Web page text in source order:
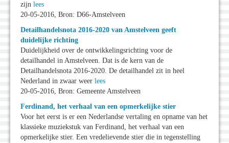
zijn lees
20-05-2016, Bron: D66-Amstelveen
Detailhandelsnota 2016-2020 van Amstelveen geeft
duidelijke richting
Duidelijkheid over de ontwikkelingsrichting voor de
detailhandel in Amstelveen. Dat is de kern van de
Detailhandelsnota 2016-2020. De detailhandel zit in heel
Nederland in zwaar weer lees
20-05-2016, Bron: Gemeente Amstelveen
Ferdinand, het verhaal van een opmerkelijke stier
Voor het eerst is er een Nederlandse vertaling en opname van het
klassieke muziekstuk van Ferdinand, het verhaal van een
opmerkelijke stier. Een vredelievende stier die in tegenstelling